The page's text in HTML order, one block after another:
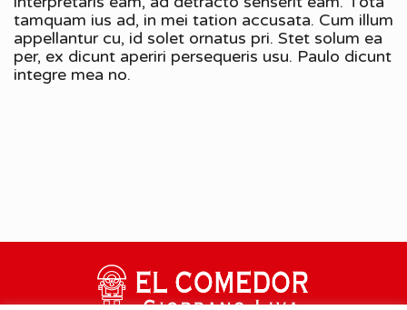
tamquam ius ad, in mei tation accusata. Cum illum
appellantur cu, id solet ornatus pri. Stet solum ea
per, ex dicunt aperiri persequeris usu. Paulo dicunt
integre mea no.